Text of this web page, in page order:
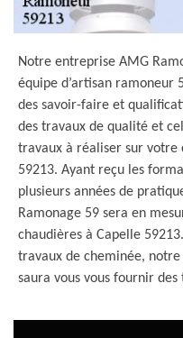
Notre entreprise AMG
équipe d’artisan ramoneur
des savoir-faire et
des travaux de qualité et
travaux à réaliser sur votre
59213. Ayant reçu les
plusieurs années de
Ramonage 59 sera en
chaudières à Capelle
travaux de cheminée,
saura vous vous fournir